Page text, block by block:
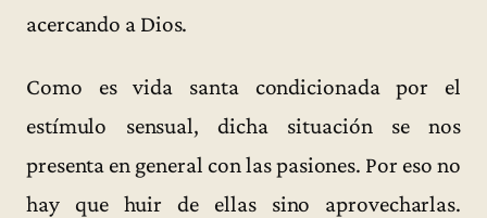
acercando a Dios.
Como es vida santa condicionada por el
estímulo sensual, dicha situación se nos
presenta en general con las pasiones. Por eso no
hay que huir de ellas sino aprovecharlas.